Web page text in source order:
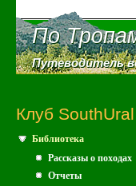
По
По
Путеводитель
Путеводитель
Клуб SouthUral
Библиотека
Рассказы о походах
Отчеты